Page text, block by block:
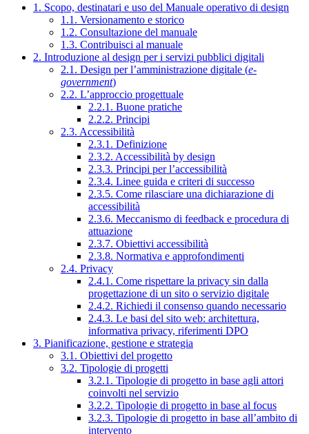
1. Scopo, destinatari e uso del Manuale operativo di design
1.1. Versionamento e storico
1.2. Consultazione del manuale
1.3. Contribuisci al manuale
2. Introduzione al design per i servizi pubblici digitali
2.1. Design per l’amministrazione digitale (e-
government)
2.2. L’approccio progettuale
2.2.1. Buone pratiche
2.2.2. Principi
2.3. Accessibilità
2.3.1. Definizione
2.3.2. Accessibilità by design
2.3.3. Principi per l’accessibilità
2.3.4. Linee guida e criteri di successo
2.3.5. Come rilasciare una dichiarazione di
accessibilità
2.3.6. Meccanismo di feedback e procedura di
attuazione
2.3.7. Obiettivi accessibilità
2.3.8. Normativa e approfondimenti
2.4. Privacy
2.4.1. Come rispettare la privacy sin dalla
progettazione di un sito o servizio digitale
2.4.2. Richiedi il consenso quando necessario
2.4.3. Le basi del sito web: architettura,
informativa privacy, riferimenti DPO
3. Pianificazione, gestione e strategia
3.1. Obiettivi del progetto
3.2. Tipologie di progetti
3.2.1. Tipologie di progetto in base agli attori
coinvolti nel servizio
3.2.2. Tipologie di progetto in base al focus
3.2.3. Tipologie di progetto in base all’ambito di
intervento